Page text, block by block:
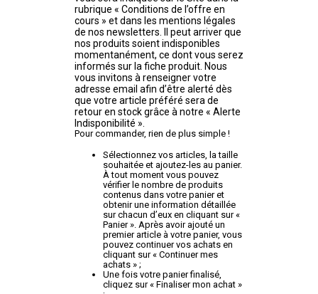
rubrique « Conditions de l’offre en
cours » et dans les mentions légales
de nos newsletters. Il peut arriver que
nos produits soient indisponibles
momentanément, ce dont vous serez
informés sur la fiche produit. Nous
vous invitons à renseigner votre
adresse email afin d’être alerté dès
que votre article préféré sera de
retour en stock grâce à notre « Alerte
Indisponibilité ».
Pour commander, rien de plus simple !
Sélectionnez vos articles, la taille
souhaitée et ajoutez-les au panier.
À tout moment vous pouvez
vérifier le nombre de produits
contenus dans votre panier et
obtenir une information détaillée
sur chacun d’eux en cliquant sur «
Panier ». Après avoir ajouté un
premier article à votre panier, vous
pouvez continuer vos achats en
cliquant sur « Continuer mes
achats » ;
Une fois votre panier finalisé,
cliquez sur « Finaliser mon achat »